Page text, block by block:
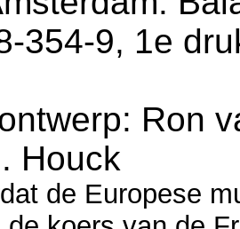
354-9, 1e
Ron
Houck
de Europese